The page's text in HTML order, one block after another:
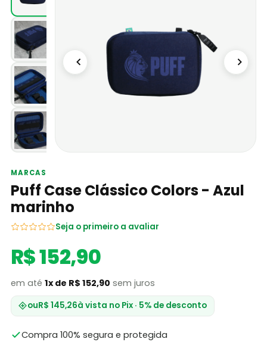
MARCAS
Puff Case Clássico Colors - Azul
marinho
Seja o primeiro a avaliar
R$ 152,90
em até 1x de R$ 152,90 sem juros
ouR$ 145,26à vista no Pix · 5% de desconto
Compra 100% segura e protegida